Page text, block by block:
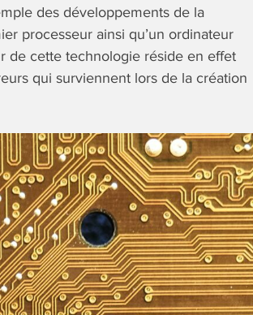
des développements de la
processeur ainsi qu’un ordinateur
de cette technologie réside en effet
qui surviennent lors de la création